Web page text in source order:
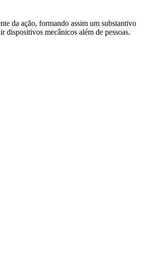
da ação, formando assim um substantivo
mecânicos além de pessoas.